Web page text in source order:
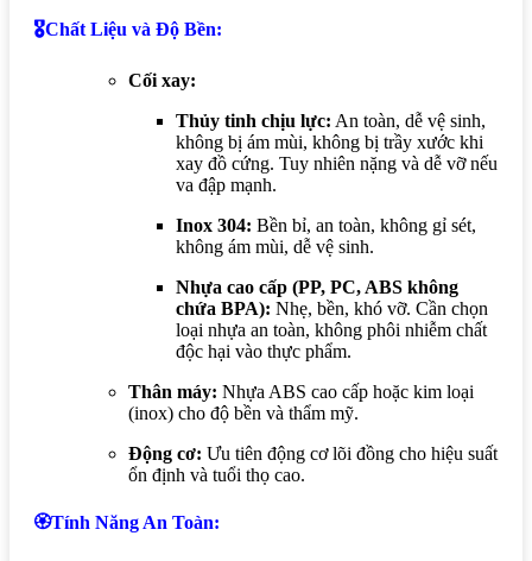
🎖️Chất Liệu và Độ Bền:
Cối xay:
Thủy tinh chịu lực: An toàn, dễ vệ sinh,
không bị ám mùi, không bị trầy xước khi
xay đồ cứng. Tuy nhiên nặng và dễ vỡ nếu
va đập mạnh.
Inox 304: Bền bỉ, an toàn, không gỉ sét,
không ám mùi, dễ vệ sinh.
Nhựa cao cấp (PP, PC, ABS không
chứa BPA): Nhẹ, bền, khó vỡ. Cần chọn
loại nhựa an toàn, không phôi nhiễm chất
độc hại vào thực phẩm.
Thân máy: Nhựa ABS cao cấp hoặc kim loại
(inox) cho độ bền và thẩm mỹ.
Động cơ: Ưu tiên động cơ lõi đồng cho hiệu suất
ổn định và tuổi thọ cao.
🏵️Tính Năng An Toàn: